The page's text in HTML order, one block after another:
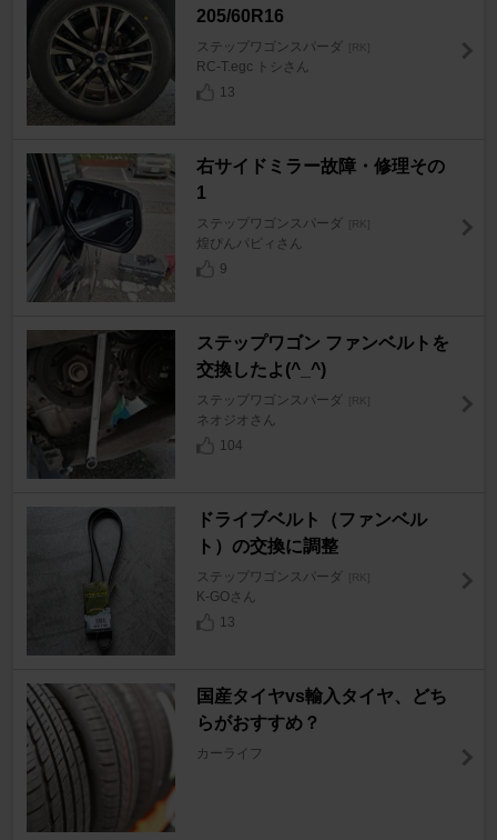
205/60R16
ステップワゴンスパーダ [RK]
RC-T.egc トシさん
13
右サイドミラー故障・修理その
1
ステップワゴンスパーダ [RK]
煌ぴんパピィさん
9
ステップワゴン ファンベルトを
交換したよ(^_^)
ステップワゴンスパーダ [RK]
ネオジオさん
104
ドライブベルト（ファンベル
ト）の交換に調整
ステップワゴンスパーダ [RK]
K-GOさん
13
国産タイヤvs輸入タイヤ、どち
らがおすすめ？
カーライフ